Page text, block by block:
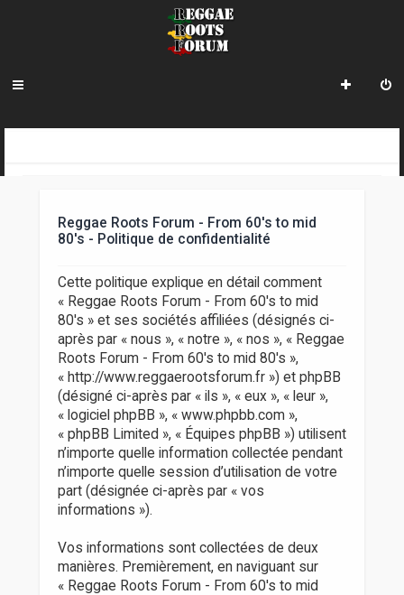
Reggae Roots Forum - From 60's to mid
80's - Politique de confidentialité
Cette politique explique en détail comment
« Reggae Roots Forum - From 60's to mid
80's » et ses sociétés affiliées (désignés ci-
après par « nous », « notre », « nos », « Reggae
Roots Forum - From 60's to mid 80's »,
« http://www.reggaerootsforum.fr ») et phpBB
(désigné ci-après par « ils », « eux », « leur »,
« logiciel phpBB », « www.phpbb.com »,
« phpBB Limited », « Équipes phpBB ») utilisent
n’importe quelle information collectée pendant
n’importe quelle session d’utilisation de votre
part (désignée ci-après par « vos
informations »).
Vos informations sont collectées de deux
manières. Premièrement, en naviguant sur
« Reggae Roots Forum - From 60's to mid